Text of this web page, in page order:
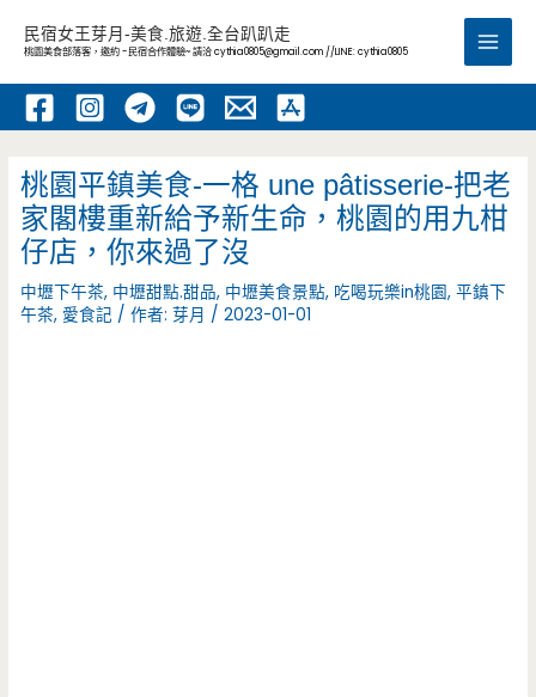
內
民宿女王芽月-美食.旅遊.全台趴趴走
桃園美食部落客，邀約 -民宿合作體驗~ 請洽cythia0805@gmail.com //LINE: cythia0805
Main
桃園平鎮美食-一格 une pâtisserie-把老
家閣樓重新給予新生命，桃園的用九柑
仔店，你來過了沒
中壢下午茶, 中壢甜點.甜品, 中壢美食景點, 吃喝玩樂in桃園,平鎮下
午茶, 愛食記 / 作者:芽月 /2023-01-01